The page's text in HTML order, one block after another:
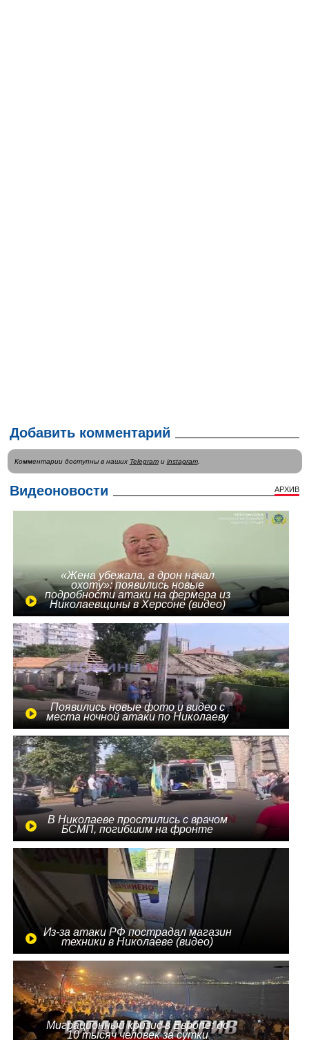
Добавить комментарий
Комментарии доступны в наших Telegramи instagram.
Видеоновости АРХИВ
«Жена убежала, а дрон начал
охоту»: появились новые
подробности атаки на фермера из
Николаевщины в Херсоне (видео)
Появились новые фото и видео с
места ночной атаки по Николаеву
В Николаеве простились с врачом
БСМП, погибшим на фронте
Из-за атаки РФ пострадал магазин
техники в Николаеве (видео)
Миграционный кризис в Европе: до
10 тысяч человек за сутки